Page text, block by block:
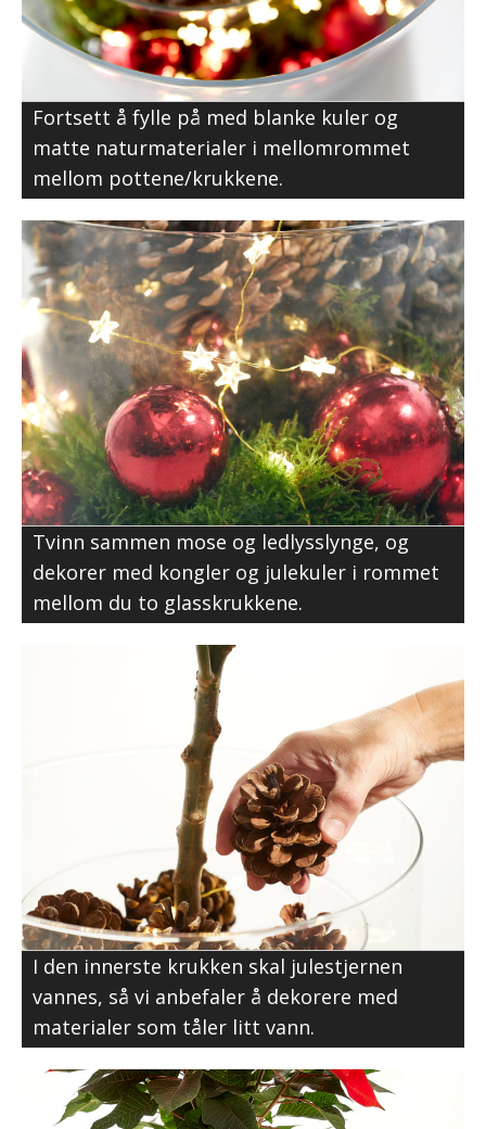
Fortsett å fylle på med blanke kuler og
matte naturmaterialer i mellomrommet
mellom pottene/krukkene.
Tvinn sammen mose og ledlysslynge, og
dekorer med kongler og julekuler i rommet
mellom du to glasskrukkene.
I den innerste krukken skal julestjernen
vannes, så vi anbefaler å dekorere med
materialer som tåler litt vann.